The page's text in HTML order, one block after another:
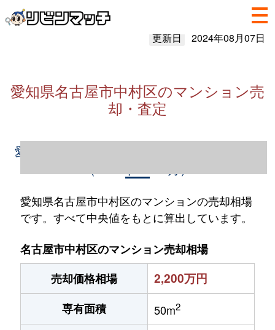
更新日 2024年08月07日
愛知県名古屋市中村区のマンション売
却・査定
愛知県名古屋市中村区のマンション売却情報
愛知県名古屋市中村区のマンションの売却相場
です。すべて中央値をもとに算出しています。
名古屋市中村区のマンション売却相場
売却価格相場
2,200万円
専有面積 50m2